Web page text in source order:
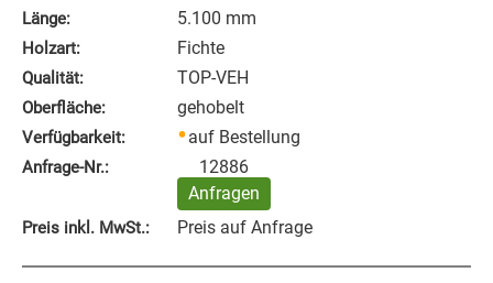
Länge: 5.100 mm
Holzart: Fichte
Qualität: TOP-VEH
Oberfläche: gehobelt
Verfügbarkeit: auf Bestellung
Anfrage‑Nr.:
12886
Anfragen
Preis inkl. MwSt.: Preis auf Anfrage